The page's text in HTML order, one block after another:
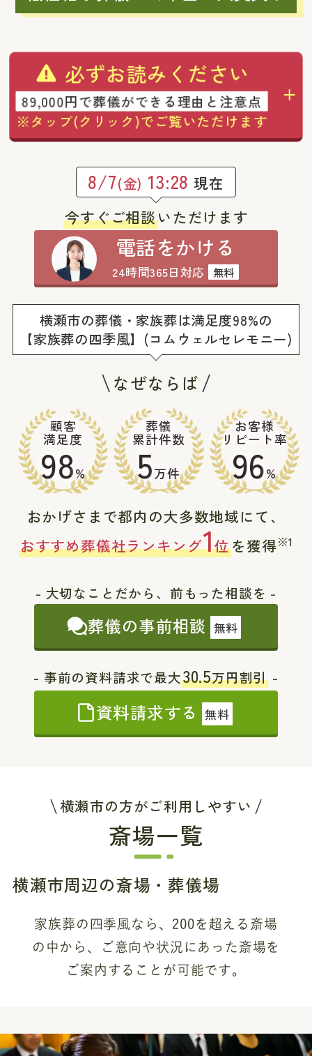
必ずお読みください
89,000円で葬儀ができる理由と注意点
※タップ(クリック)でご覧いただけます
8/7(金) 13:28 現在
今すぐご相談いただけます
電話をかける
24時間365日対応 無料
横瀬市の葬儀・家族葬は満足度98%の
【家族葬の四季風】(コムウェルセレモニー)
なぜならば
顧客
満足度
98%
葬儀
累計件数
5万件
お客様
リピート率
96%
おかげさまで都内の大多数地域にて、
おすすめ葬儀社ランキング1位を獲得※1
- 大切なことだから、前もった相談を -
葬儀の事前相談 無料
- 事前の資料請求で最大30.5万円割引 -
資料請求する 無料
横瀬市の方がご利用しやすい
斎場一覧
横瀬市周辺の斎場・葬儀場
家族葬の四季風なら、200を超える斎場
の中から、
ご意向や状況にあった斎場を
ご案内することが可能です。